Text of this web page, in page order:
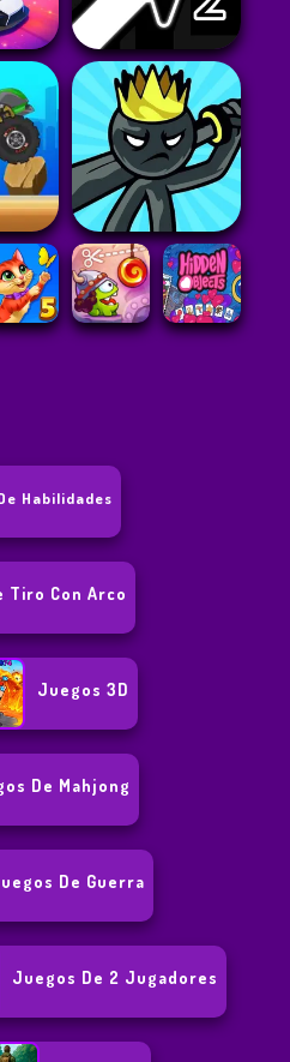
Habilidades
Tiro Con Arco
Juegos 3D
De Mahjong
De Guerra
Juegos De 2 Jugadores